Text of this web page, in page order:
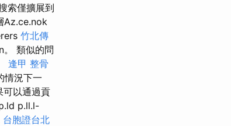
索僅擴展到
Az.ce.nok
竹北傳
。 類似的問
逢甲 整骨
情況下一
可以通過貢
p.ll.l-
台胞證台北